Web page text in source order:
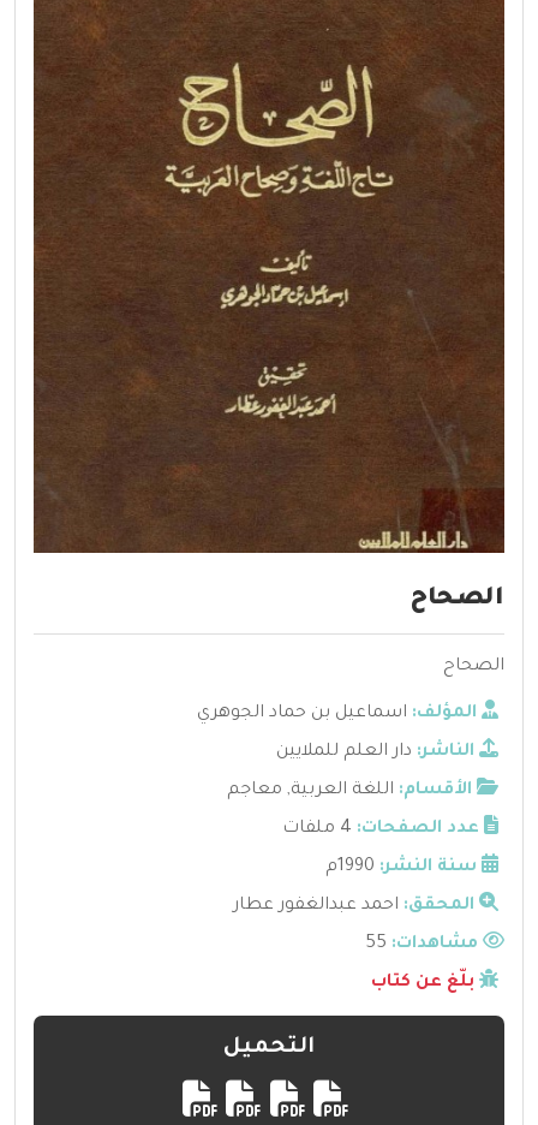
الصحاح
الصحاح
المؤلف: اسماعيل بن حماد الجوهري
الناشر: دار العلم للملايين
الأقسام: اللغة العربية, معاجم
عدد الصفحات: 4 ملفات
سنة النشر: 1990م
المحقق: احمد عبدالغفور عطار
مشاهدات:
بلّغ عن كتاب
التحميل